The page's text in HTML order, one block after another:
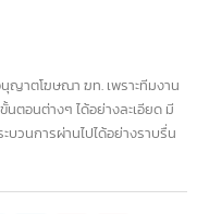
อนุญาตโฆษณา ฆท. เพราะทีมง
ขั้นตอนต่างๆ ได้อย่างละเอียด มี